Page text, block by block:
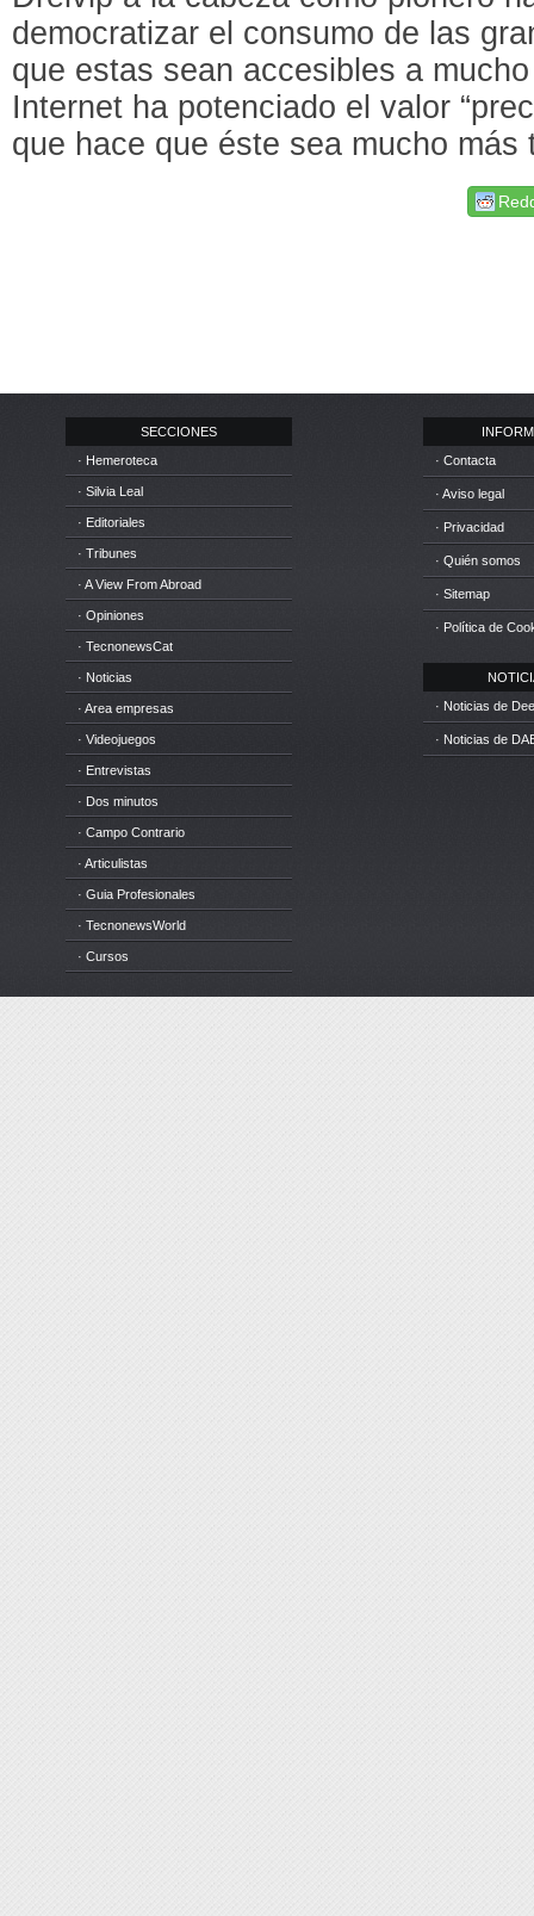
democratizar el consumo de las
que estas sean accesibles a
Internet ha potenciado el valor
que hace que éste sea mucho más
SECCIONES
· Hemeroteca
· Silvia Leal
· Editoriales
· Tribunes
· A View From Abroad
· Opiniones
· TecnonewsCat
· Noticias
· Area empresas
· Videojuegos
· Entrevistas
· Dos minutos
· Campo Contrario
· Articulistas
· Guia Profesionales
· TecnonewsWorld
· Cursos
· Contacta
· Aviso legal
· Privacidad
· Quién somos
· Sitemap
· Política de
· Noticias de
· Noticias de